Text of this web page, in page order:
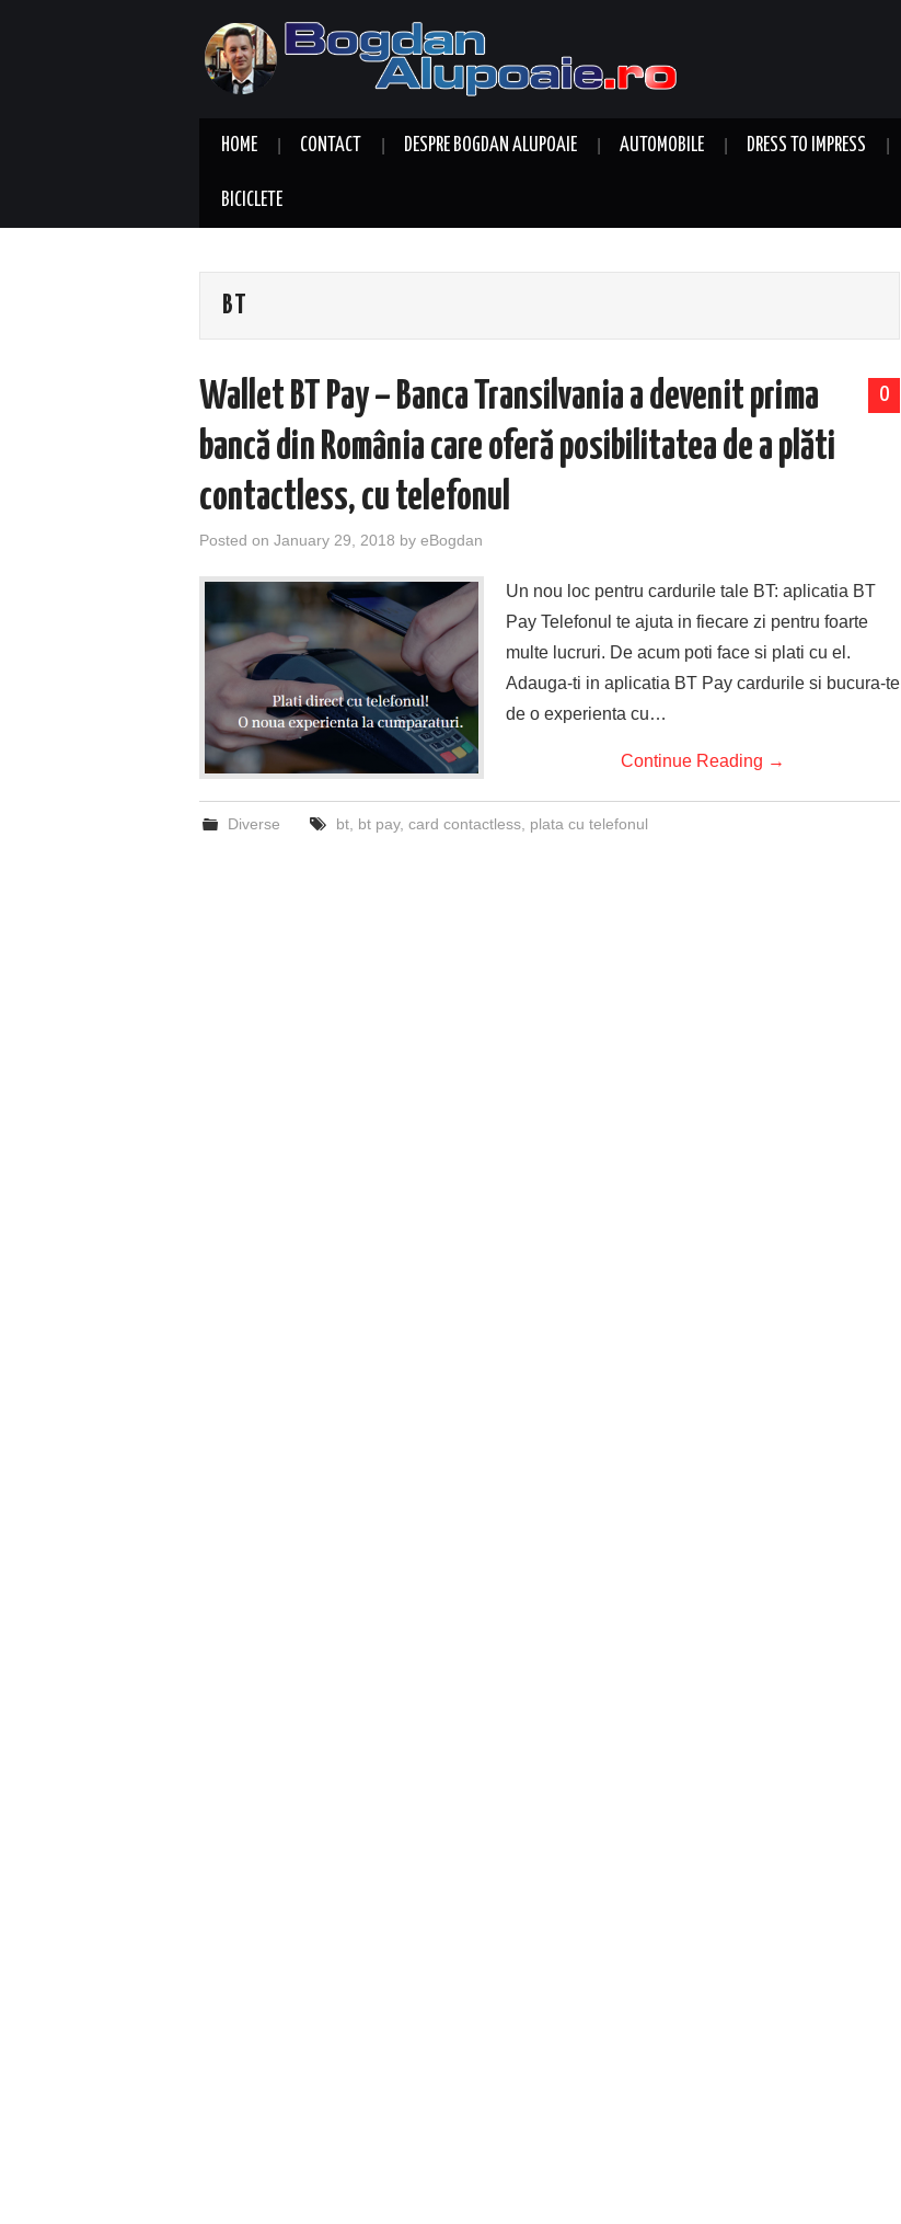
HOME CONTACT DESPRE BOGDAN ALUPOAIE AUTOMOBILE DRESS TO IMPRESS
BICICLETE
BT
0
Wallet BT Pay – Banca Transilvania a devenit prima
bancă din România care oferă posibilitatea de a plăti
contactless, cu telefonul
Posted on January 29, 2018 by eBogdan
Un nou loc pentru cardurile tale BT: aplicatia BT
Pay Telefonul te ajuta in fiecare zi pentru foarte
multe lucruri. De acum poti face si plati cu el.
Adauga-ti in aplicatia BT Pay cardurile si bucura-te
de o experienta cu…
Continue Reading →
Diverse bt, bt pay, card contactless, plata cu telefonul